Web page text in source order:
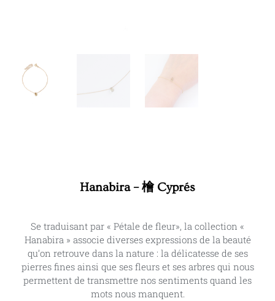
Hanabira – 檜 Cyprés
Se traduisant par « Pétale de fleur», la collection «
Hanabira » associe diverses expressions de la beauté
qu’on retrouve dans la nature : la délicatesse de ses
pierres fines ainsi que ses fleurs et ses arbres qui nous
permettent de transmettre nos sentiments quand les
mots nous manquent.